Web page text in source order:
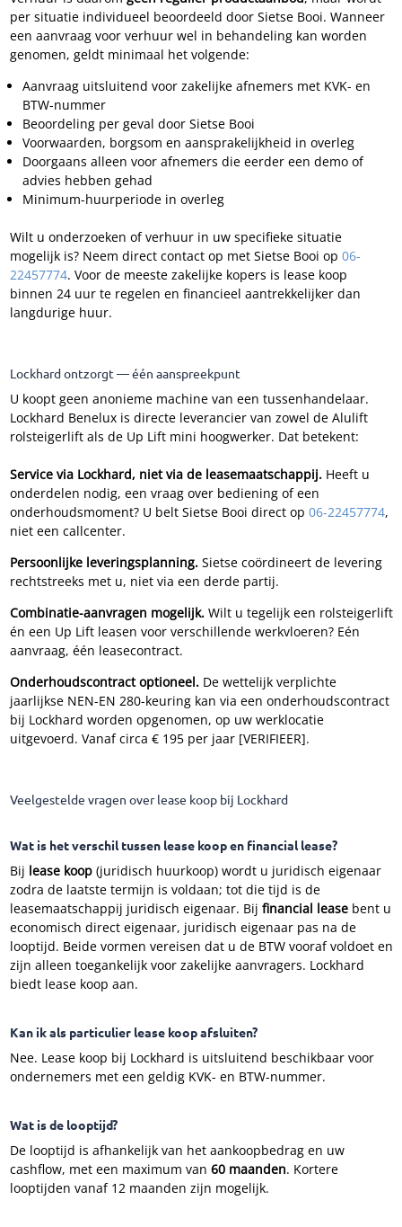
per situatie individueel beoordeeld door Sietse Booi. Wanneer
een aanvraag voor verhuur wel in behandeling kan worden
genomen, geldt minimaal het volgende:
Aanvraag uitsluitend voor zakelijke afnemers met KVK- en
BTW-nummer
Beoordeling per geval door Sietse Booi
Voorwaarden, borgsom en aansprakelijkheid in overleg
Doorgaans alleen voor afnemers die eerder een demo of
advies hebben gehad
Minimum-huurperiode in overleg
Wilt u onderzoeken of verhuur in uw specifieke situatie
mogelijk is? Neem direct contact op met Sietse Booi op 06-
22457774. Voor de meeste zakelijke kopers is lease koop
binnen 24 uur te regelen en financieel aantrekkelijker dan
langdurige huur.
Lockhard ontzorgt — één aanspreekpunt
U koopt geen anonieme machine van een tussenhandelaar.
Lockhard Benelux is directe leverancier van zowel de Alulift
rolsteigerlift als de Up Lift mini hoogwerker. Dat betekent:
Service via Lockhard, niet via de leasemaatschappij.Heeft u
onderdelen nodig, een vraag over bediening of een
onderhoudsmoment? U belt Sietse Booi direct op 06-22457774,
niet een callcenter.
Persoonlijke leveringsplanning.Sietse coördineert de levering
rechtstreeks met u, niet via een derde partij.
Combinatie-aanvragen mogelijk.Wilt u tegelijk een rolsteigerlift
én een Up Lift leasen voor verschillende werkvloeren? Eén
aanvraag, één leasecontract.
Onderhoudscontract optioneel.De wettelijk verplichte
jaarlijkse NEN-EN 280-keuring kan via een onderhoudscontract
bij Lockhard worden opgenomen, op uw werklocatie
uitgevoerd. Vanaf circa € 195 per jaar [VERIFIEER].
Veelgestelde vragen over lease koop bij Lockhard
Wat is het verschil tussen lease koop en financial lease?
Bij lease koop(juridisch huurkoop) wordt u juridisch eigenaar
zodra de laatste termijn is voldaan; tot die tijd is de
leasemaatschappij juridisch eigenaar. Bij financial leasebent u
economisch direct eigenaar, juridisch eigenaar pas na de
looptijd. Beide vormen vereisen dat u de BTW vooraf voldoet en
zijn alleen toegankelijk voor zakelijke aanvragers. Lockhard
biedt lease koop aan.
Kan ik als particulier lease koop afsluiten?
Nee. Lease koop bij Lockhard is uitsluitend beschikbaar voor
ondernemers met een geldig KVK- en BTW-nummer.
Wat is de looptijd?
De looptijd is afhankelijk van het aankoopbedrag en uw
cashflow, met een maximum van 60 maanden. Kortere
looptijden vanaf 12 maanden zijn mogelijk.